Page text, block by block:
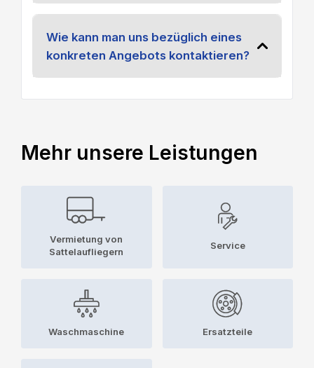
Wie kann man uns bezüglich eines
konkreten Angebots kontaktieren?
Mehr unsere Leistungen
Vermietung von
Sattelaufliegern
Service
Waschmaschine Ersatzteile